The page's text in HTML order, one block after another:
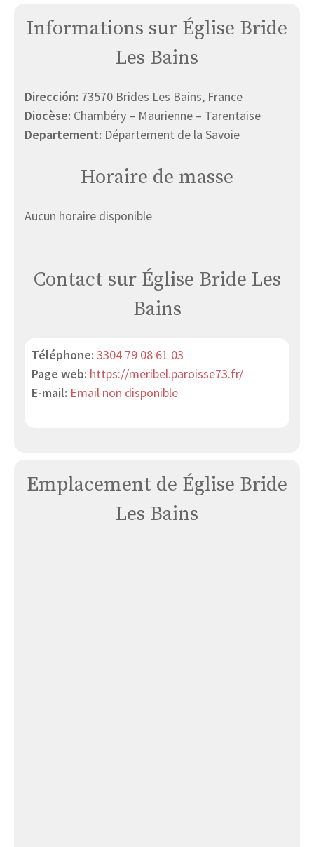
Informations sur Église Bride
Les Bains
Dirección: 73570 Brides Les Bains, France
Diocèse: Chambéry – Maurienne – Tarentaise
Departement: Département de la Savoie
Horaire de masse
Aucun horaire disponible
Contact sur Église Bride Les
Bains
Téléphone: 3304 79 08 61 03
Page web: https://meribel.paroisse73.fr/
E-mail: Email non disponible
Emplacement de Église Bride
Les Bains